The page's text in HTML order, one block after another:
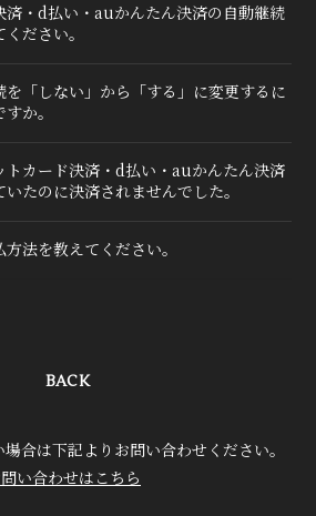
済・d払い・auかんたん決済の自動継続
ださい。
「しない」から「する」に変更するに
か。
トカード決済・d払い・auかんたん決済
たのに決済されませんでした。
法を教えてください。
BACK
合は下記よりお問い合わせください。
い合わせはこちら